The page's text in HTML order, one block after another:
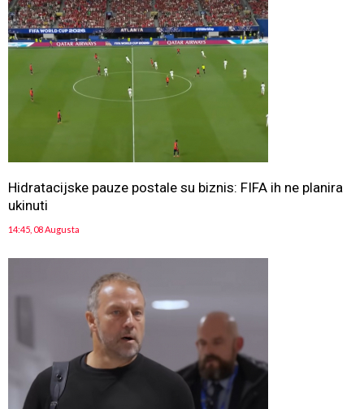
Hidratacijske pauze postale su biznis: FIFA ih ne planira
ukinuti
14:45, 08 Augusta